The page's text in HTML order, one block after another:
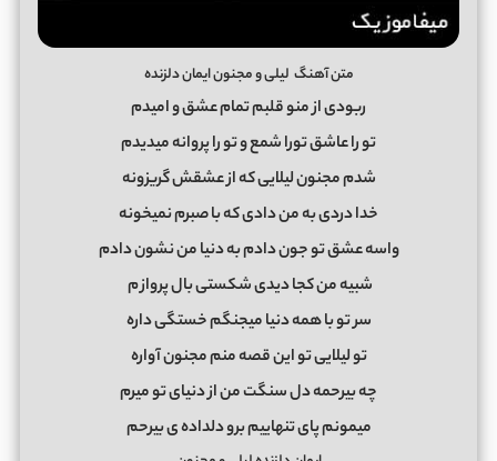
متن آهنگ لیلی و مجنون ایمان دلزنده
ربودی از منو قلبم تمام عشق و امیدم
تو را عاشق تورا شمع و تو را پروانه میدیدم
شدم مجنون لیلایی که از عشقش گریزونه
خدا دردی به من دادی که با صبرم نمیخونه
واسه عشق تو جون دادم به دنیا من نشون دادم
شبیه من کجا دیدی شکستی بال پروازم
سر تو با همه دنیا میجنگم خستگی داره
تو لیلایی تو این قصه منم مجنون آواره
چه بیرحمه دل سنگت من از دنیای تو میرم
میمونم پای تنهاییم برو دلداده ی بیرحم